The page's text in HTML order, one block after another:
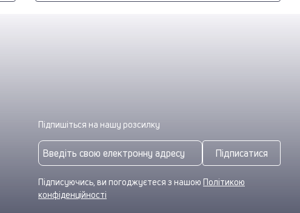
Підпишіться на нашу розсилку
Підписатися
Підписуючись, ви погоджуєтеся з нашою Політикою
конфіденційності